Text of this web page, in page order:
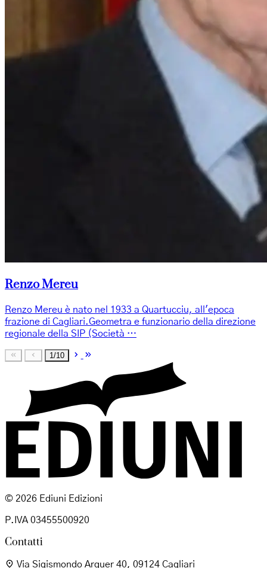
Renzo Mereu
Renzo Mereu è nato nel 1933 a Quartucciu, all'epoca
frazione di Cagliari.Geometra e funzionario della direzione
regionale della SIP (Società …
1/10
© 2026 Ediuni Edizioni
P.IVA 03455500920
Contatti
Via Sigismondo Arquer 40, 09124 Cagliari